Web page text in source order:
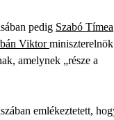
pedig Szabó Tímea
Viktorminiszterelnök
amelynek „része a
emlékeztetett,